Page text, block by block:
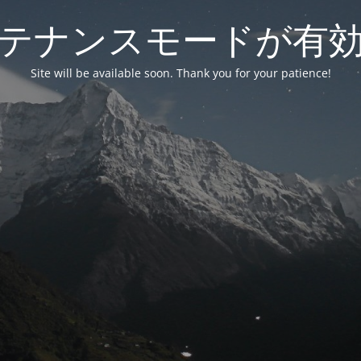
ナンスモードが有
Site will be available soon. Thank you for your patience!